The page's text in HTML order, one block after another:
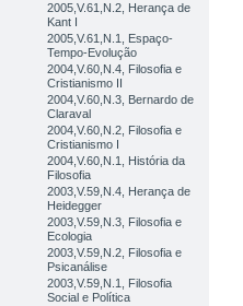
2005,V.61,N.2, Herança de
Kant I
2005,V.61,N.1, Espaço-
Tempo-Evolução
2004,V.60,N.4, Filosofia e
Cristianismo II
2004,V.60,N.3, Bernardo de
Claraval
2004,V.60,N.2, Filosofia e
Cristianismo I
2004,V.60,N.1, História da
Filosofia
2003,V.59,N.4, Herança de
Heidegger
2003,V.59,N.3, Filosofia e
Ecologia
2003,V.59,N.2, Filosofia e
Psicanálise
2003,V.59,N.1, Filosofia
Social e Política